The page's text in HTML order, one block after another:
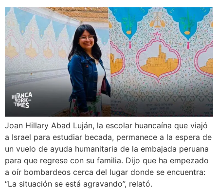
Joan Hillary Abad Luján, la escolar huancaína que viajó
a Israel para estudiar becada, permanece a la espera de
un vuelo de ayuda humanitaria de la embajada peruana
para que regrese con su familia. Dijo que ha empezado
a oír bombardeos cerca del lugar donde se encuentra:
“La situación se está agravando”, relató.